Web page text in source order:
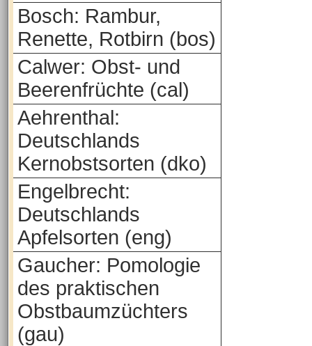
Bosch: Rambur,
Renette, Rotbirn (bos)
Calwer: Obst- und
Beerenfrüchte (cal)
Aehrenthal:
Deutschlands
Kernobstsorten (dko)
Engelbrecht:
Deutschlands
Apfelsorten (eng)
Gaucher: Pomologie
des praktischen
Obstbaumzüchters
(gau)